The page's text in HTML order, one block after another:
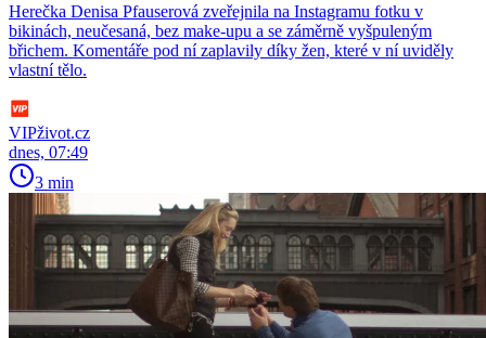
Herečka Denisa Pfauserová zveřejnila na Instagramu fotku v
bikinách, neučesaná, bez make-upu a se záměrně vyšpuleným
břichem. Komentáře pod ní zaplavily díky žen, které v ní uviděly
vlastní tělo.
VIPživot.cz
dnes, 07:49
3 min